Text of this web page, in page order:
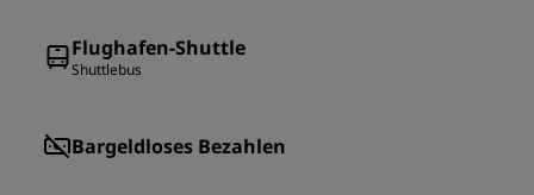
Flughafen-Shuttle
Shuttlebus
Bargeldloses Bezahlen